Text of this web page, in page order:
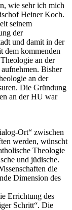
wie sehr ich mich
Heiner Koch.
seinem
der
und damit in der
dem kommenden
an der
Bisher
an der
Die Gründung
an der HU war
Ort“ zwischen
werden, wünscht
Theologie
und jüdische.
die
Dimension des
Errichtung des
Schritt“. Die